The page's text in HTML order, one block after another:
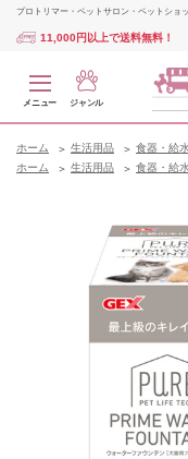
プロトリマー・ペットサロン・ペットショ
11,000円以上で送料無料！
メニュー ジャンル
ホーム 生活用品 食器・給
ホーム
生活用品 食器・給